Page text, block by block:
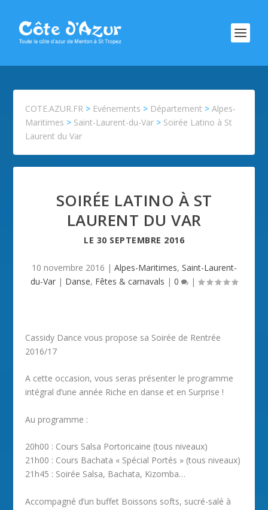
COTE.AZUR.FR > Evénements > Département >Alpes-
Maritimes > Saint-Laurent-du-Var > Soirée Latino à St
Laurent du Var
SOIRÉE LATINO À ST
LAURENT DU VAR
LE 30 SEPTEMBRE 2016
10 novembre 2016 | Alpes-Maritimes, Saint-Laurent-
du-Var | Danse, Fêtes & carnavals | 0 |
Cassidy Dance vous propose sa Soirée de Rentrée
2016/17
A cette occasion, vous seras présenter le programme
intégral d’une année Riche en danse et en Surprise !
Au programme :
20h00 : Cours Salsa Portoricaine (tous niveaux)
21h00 : Cours Bachata « Spécial Portés » (tous niveaux)
21h45 : Soirée Salsa, Bachata, Kizomba…
Accompagné d’un buffet Boissons softs, sucré-salé à